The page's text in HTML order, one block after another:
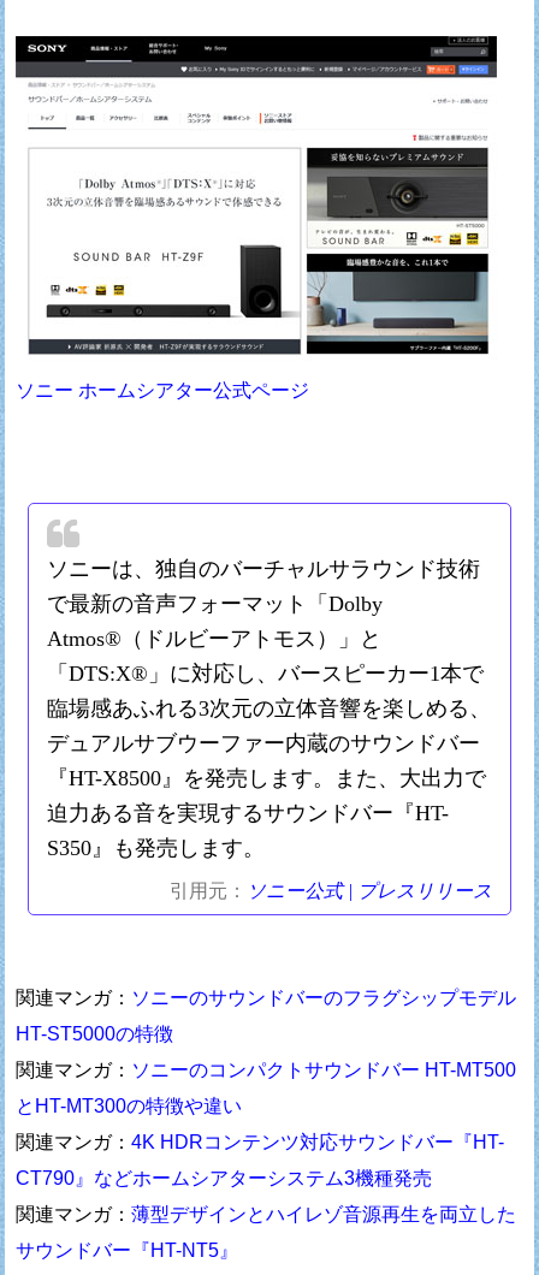
ソニー ホームシアター公式ページ
ソニーは、独自のバーチャルサラウンド技術
で最新の音声フォーマット「Dolby
Atmos®（ドルビーアトモス）」と
「DTS:X®」に対応し、バースピーカー1本で
臨場感あふれる3次元の立体音響を楽しめる、
デュアルサブウーファー内蔵のサウンドバー
『HT-X8500』を発売します。また、大出力で
迫力ある音を実現するサウンドバー『HT-
S350』も発売します。
引用元： ソニー公式 | プレスリリース
関連マンガ： ソニーのサウンドバーのフラグシップモデル
HT-ST5000の特徴
関連マンガ： ソニーのコンパクトサウンドバー HT-MT500
とHT-MT300の特徴や違い
関連マンガ：4K HDRコンテンツ対応サウンドバー『HT-
CT790』などホームシアターシステム3機種発売
関連マンガ：薄型デザインとハイレゾ音源再生を両立した
サウンドバー『HT-NT5』